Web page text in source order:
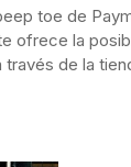
toe de
ofrece la
de la